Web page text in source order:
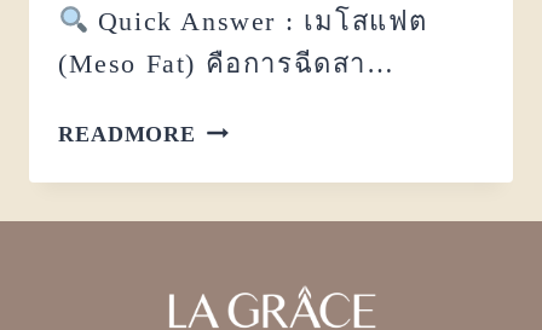
Quick Answer : เมโสแฟต
(Meso Fat) คือการฉีดสา…
READMORE